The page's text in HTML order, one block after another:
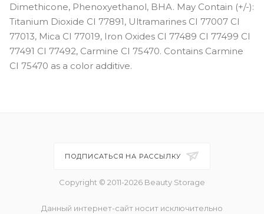
Dimethicone, Phenoxyethanol, BHA. May Contain (+/-):
Titanium Dioxide CI 77891, Ultramarines CI 77007 CI
77013, Mica CI 77019, Iron Oxides CI 77489 CI 77499 CI
77491 CI 77492, Carmine CI 75470. Contains Carmine
CI 75470 as a color additive.
ПОДПИСАТЬСЯ НА РАССЫЛКУ
Copyright © 2011-2026 Beauty Storage
Данный интернет-сайт носит исключительно